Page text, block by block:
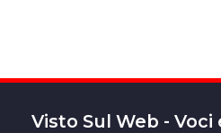
Visto Sul Web -